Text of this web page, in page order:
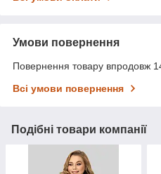
Умови повернення
Повернення товару впродовж
Всі умови повернення
Подібні товари компанії